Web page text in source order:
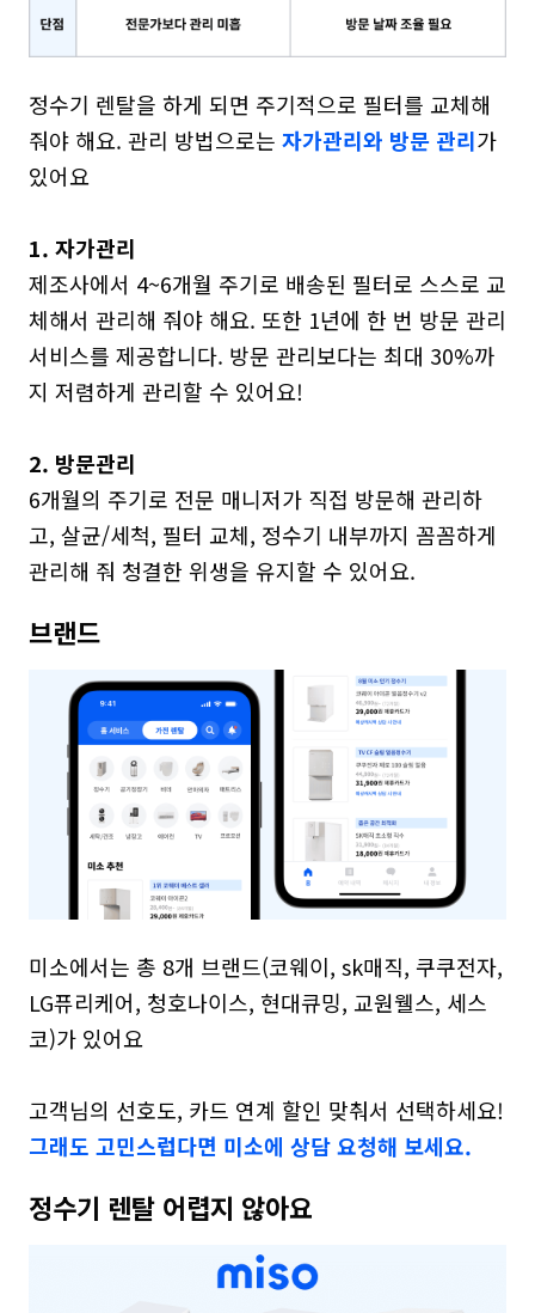
정수기 렌탈을 하게 되면 주기적으로 필터를 교체해
줘야 해요. 관리 방법으로는 자가관리와 방문 관리가
있어요
1. 자가관리
제조사에서 4~6개월 주기로 배송된 필터로 스스로 교
체해서 관리해 줘야 해요. 또한 1년에 한 번 방문 관리
서비스를 제공합니다. 방문 관리보다는 최대 30%까
지 저렴하게 관리할 수 있어요!
2. 방문관리
6개월의 주기로 전문 매니저가 직접 방문해 관리하
고, 살균/세척, 필터 교체, 정수기 내부까지 꼼꼼하게
관리해 줘 청결한 위생을 유지할 수 있어요.
브랜드
미소에서는 총 8개 브랜드(코웨이, sk매직, 쿠쿠전자,
LG퓨리케어, 청호나이스, 현대큐밍, 교원웰스, 세스
코)가 있어요
그래도 고민스럽다면 미소에 상담 요청해 보세요.
정수기 렌탈 어렵지 않아요